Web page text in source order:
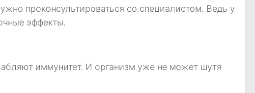
проконсультироваться со специалистом. Ведь у
эффекты.
иммунитет. И организм уже не может шутя